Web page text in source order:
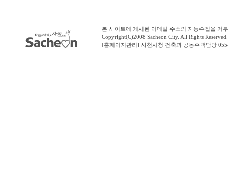
본 사이트에 게시된 이메일 주소의 자동수집을 거
Copyright(C)2008 Sacheon City. All Rights Reserved.
[홈페이지관리] 사천시청 건축과 공동주택담당